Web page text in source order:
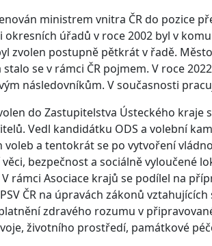
ministrem vnitra ČR do pozice
úřadů v roce 2002 byl v
zvolen postupně pětkrát v řadě.
se v rámci ČR pojmem. V roce
následovníkům. V současnosti
do Zastupitelstva Ústeckého
Vedl kandidátku ODS a volební
voleb a tentokrát se po vytvoření
bezpečnost a sociálně vyloučené
rámci Asociace krajů se podílel na
ČR na úpravách zákonů
zdravého rozumu v
životního prostředí, památkové